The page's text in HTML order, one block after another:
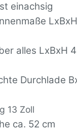
einachsig
alles LxBxH
Durchlade
13 Zoll
ca. 52 cm